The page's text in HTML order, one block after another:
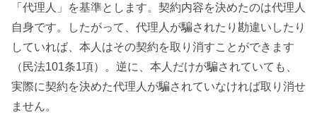
「代理人」を基準とします。契約内容を決めたのは代理人
自身です。したがって、代理人が騙されたり勘違いしたり
していれば、本人はその契約を取り消すことができます
（民法101条1項）。逆に、本人だけが騙されていても、
実際に契約を決めた代理人が騙されていなければ取り消せ
ません。